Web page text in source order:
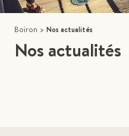
Boiron > Nos actualités
Nos actualités